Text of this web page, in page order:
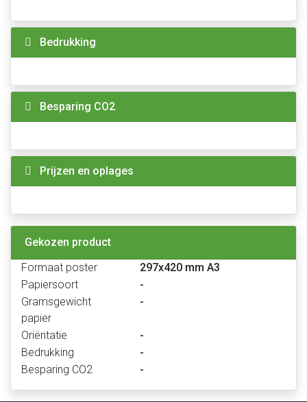
Bedrukking
Besparing CO2
Prijzen en oplages
Gekozen product
Formaat poster
297x420 mm A3
Papiersoort
-
Gramsgewicht
papier
-
Oriëntatie
-
Bedrukking
-
Besparing CO2
-